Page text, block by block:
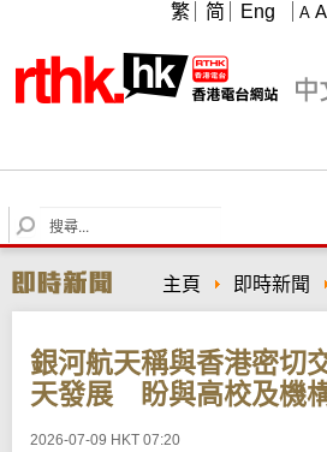
A A
繁 简 Eng
S
e
r
c
主頁 即時新聞
銀河航天稱與香港密切
天發展 盼與高校及機
2026-07-09 HKT 07:20